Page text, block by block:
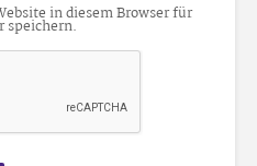
in diesem Browser für
speichern.